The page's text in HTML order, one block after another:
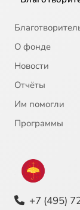
О фонде
Новости
Отчёты
Им помогли
Программы
+7 (495)